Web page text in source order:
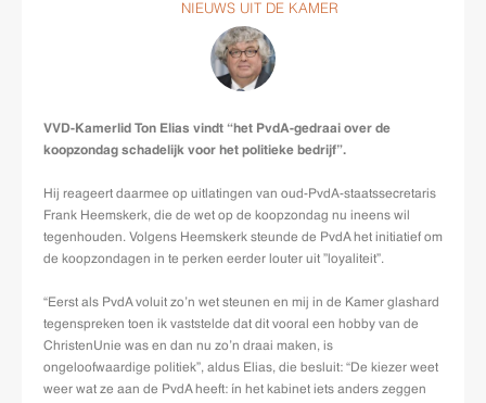
NIEUWS UIT DE KAMER
VVD-Kamerlid Ton Elias vindt “het PvdA-gedraai over de
koopzondag schadelijk voor het politieke bedrijf”.
Hij reageert daarmee op uitlatingen van oud-PvdA-staatssecretaris
Frank Heemskerk, die de wet op de koopzondag nu ineens wil
tegenhouden. Volgens Heemskerk steunde de PvdA het initiatief om
de koopzondagen in te perken eerder louter uit ”loyaliteit”.
“Eerst als PvdA voluit zo’n wet steunen en mij in de Kamer glashard
tegenspreken toen ik vaststelde dat dit vooral een hobby van de
ChristenUnie was en dan nu zo’n draai maken, is
ongeloofwaardige politiek”, aldus Elias, die besluit: “De kiezer weet
weer wat ze aan de PvdA heeft: ín het kabinet iets anders zeggen